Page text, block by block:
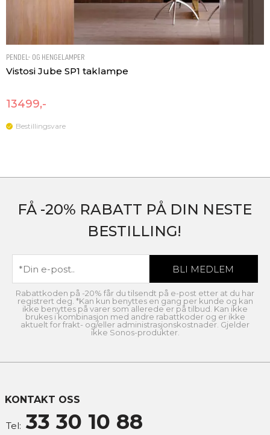
PENDEL- OG HENGELAMPER
Vistosi Jube SP1 taklampe
13499,-
Bestillingsvare
FÅ -20% RABATT PÅ DIN NESTE
BESTILLING!
Rabattkoden på -20% får du tilsendt på e-post etter at du har
registrert deg. *Kan kun benyttes en gang per kunde og kan
ikke benyttes på varer som allerede er på tilbud. Kan ikke
brukes i kombinasjon med andre rabattkoder og er ikke
aktuelt for frakt- og/eller administrasjonskostnader. Gjelder
ikke Sonos-produkter.
KONTAKT OSS
Tel: 33 30 10 88